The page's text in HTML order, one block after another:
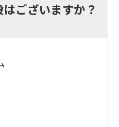
ございますか？